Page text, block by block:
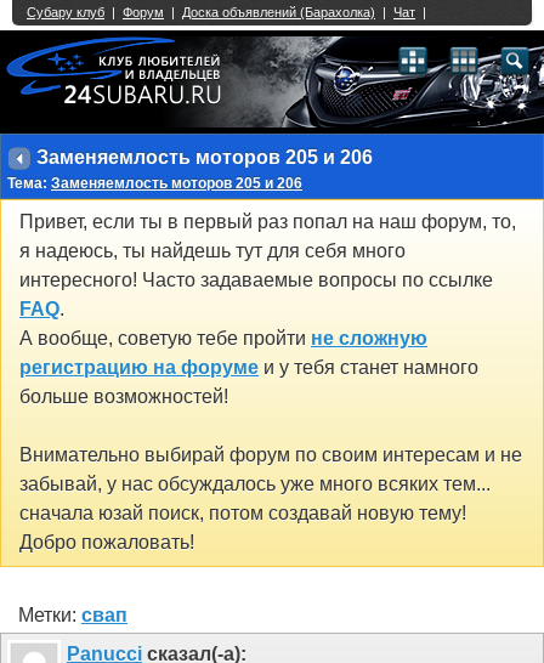
Заменяемлость моторов 205 и 206
Тема: Заменяемлость моторов 205 и 206
Привет, если ты в первый раз попал на наш форум, то,
я надеюсь, ты найдешь тут для себя много
интересного! Часто задаваемые вопросы по ссылке
FAQ.
А вообще, советую тебе пройти не сложную
регистрацию на форуме и у тебя станет намного
больше возможностей!
Внимательно выбирай форум по своим интересам и не
забывай, у нас обсуждалось уже много всяких тем...
сначала юзай поиск, потом создавай новую тему!
Добро пожаловать!
Метки: свап
Panucci сказал(-а):
Single Sign On provided byvBSSO
2 3 4 5 6 7 8 9 10 11 12 13 14 15 16 17 18 21 22 23 24 25 26
27 28 29 30 31 32 33 34 35 36 37 38 39 40 41 42 43